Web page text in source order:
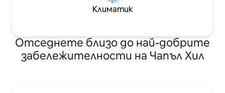
Климатик
Отседнете близо до най-добрите
забележителности на Чапъл Хил